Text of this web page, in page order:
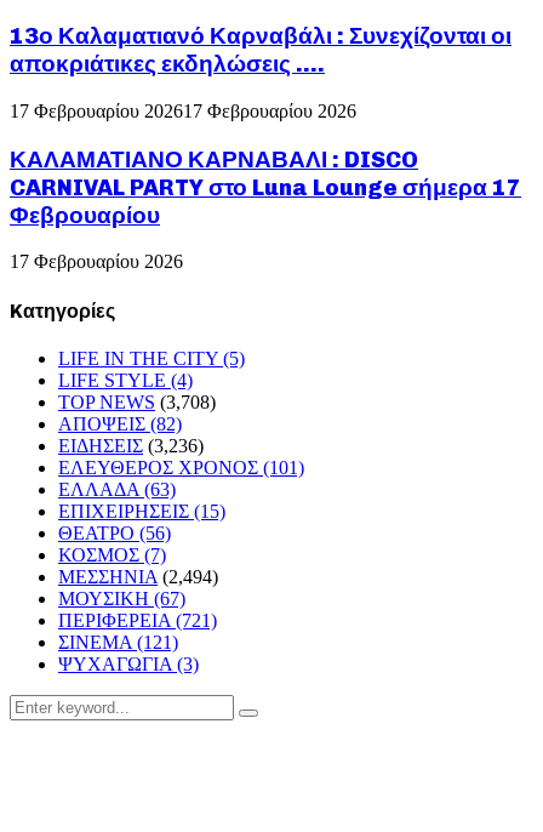
13ο Καλαματιανό Καρναβάλι : Συνεχίζονται οι
αποκριάτικες εκδηλώσεις ….
17 Φεβρουαρίου 202617 Φεβρουαρίου 2026
ΚΑΛΑΜΑΤΙΑΝΟ ΚΑΡΝΑΒΑΛΙ : DISCO
CARNIVAL PARTY στο Luna Lounge σήμερα 17
Φεβρουαρίου
17 Φεβρουαρίου 2026
Kατηγορίες
LIFE IN THE CITY (5)
LIFE STYLE (4)
TOP NEWS (3,708)
ΑΠΟΨΕΙΣ (82)
ΕΙΔΗΣΕΙΣ (3,236)
ΕΛΕΥΘΕΡΟΣ ΧΡΟΝΟΣ (101)
ΕΛΛΑΔΑ (63)
ΕΠΙΧΕΙΡΗΣΕΙΣ (15)
ΘΕΑΤΡΟ (56)
ΚΟΣΜΟΣ (7)
ΜΕΣΣΗΝΙΑ (2,494)
ΜΟΥΣΙΚΗ (67)
ΠΕΡΙΦΕΡΕΙΑ (721)
ΣΙΝΕΜΑ (121)
ΨΥΧΑΓΩΓΙΑ (3)
Search
for:
Search